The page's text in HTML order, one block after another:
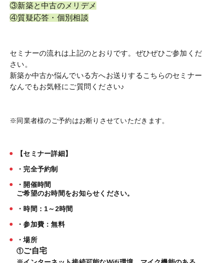
③新築と中古のメリデメ
④質疑応答・個別相談
セミナーの流れは上記のとおりです。ぜひぜひご参加くだ
さい。
新築か中古か悩んでいる方へお送りするこちらのセミナー
なんでもお気軽にご質問ください♪
※同業者様のご予約はお断りさせていただきます。
【セミナー詳細】
・完全予約制
・開催時間
ご希望のお時間をお知らせください。
・時間：1～2時間
・参加費：無料
・場所
①ご自宅